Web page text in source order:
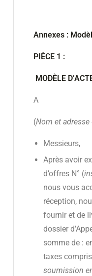
Annexes :
PIÈCE 1 :
MODÈLE
A
(Nom et
Messieurs,
Après avoir
d’offres N° (
nous vous
réception,
fournir et de
dossier
somme de :
taxes
soumission